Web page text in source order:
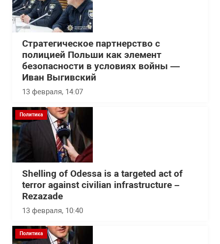
Стратегическое партнерство с
полицией Польши как элемент
безопасности в условиях войны —
Иван Выгивский
13 февраля, 14:07
Политика
Shelling of Odessa is a targeted act of
terror against civilian infrastructure –
Rezazade
13 февраля, 10:40
Политика